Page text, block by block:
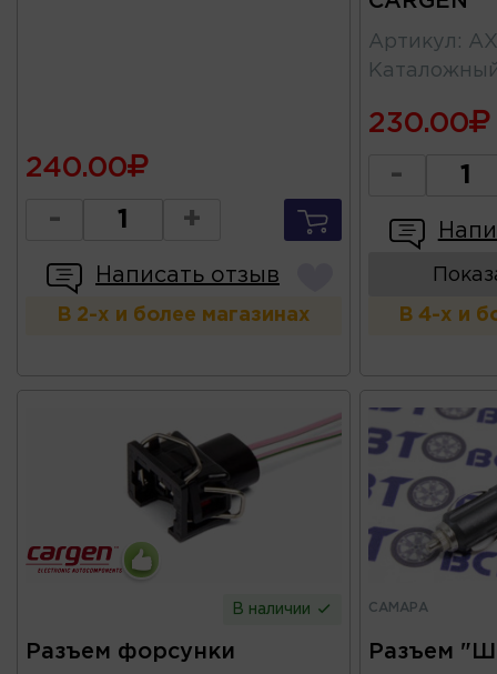
240.00
- +
Написать отзыв
В 2-х и более магазинах
Артикул :
230.00
-
В 4-х и
В наличии
Разъем форсунки
САМАРА
Разъем